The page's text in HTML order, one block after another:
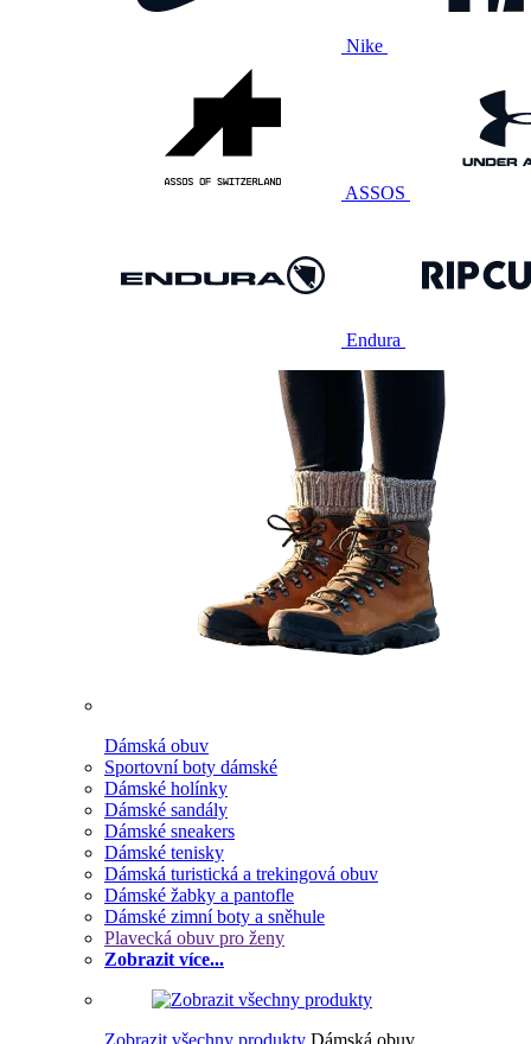
Nike
ASSOS
Endura
Dámská obuv
Sportovní boty dámské
Dámské holínky
Dámské sandály
Dámské sneakers
Dámské tenisky
Dámská turistická a trekingová obuv
Dámské žabky a pantofle
Dámské zimní boty a sněhule
Plavecká obuv pro ženy
Zobrazit více...
Zobrazit všechny produkty Dámská obuv